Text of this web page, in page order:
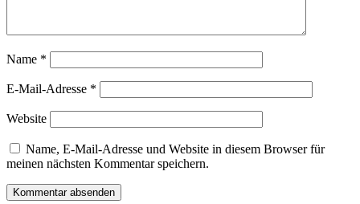
Name *
E-Mail-Adresse *
Website
Name, E-Mail-Adresse und Website in diesem Browser für
meinen nächsten Kommentar speichern.